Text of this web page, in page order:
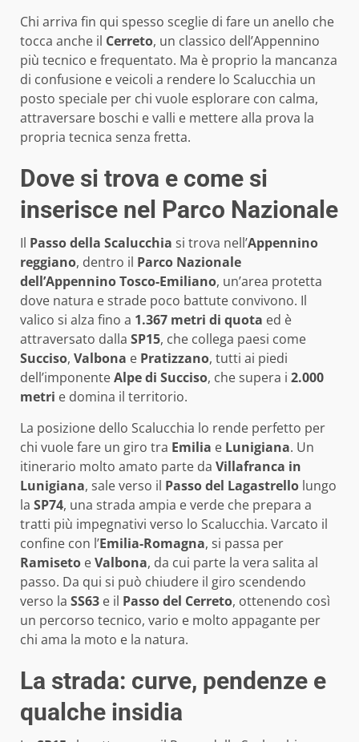
Chi arriva fin qui spesso sceglie di fare un anello che
tocca anche il Cerreto, un classico dell’Appennino
più tecnico e frequentato. Ma è proprio la mancanza
di confusione e veicoli a rendere lo Scalucchia un
posto speciale per chi vuole esplorare con calma,
attraversare boschi e valli e mettere alla prova la
propria tecnica senza fretta.
Dove si trova e come si
inserisce nel Parco Nazionale
Il Passo della Scalucchia si trova nell’Appennino
reggiano, dentro il Parco Nazionale
dell’Appennino Tosco-Emiliano, un’area protetta
dove natura e strade poco battute convivono. Il
valico si alza fino a 1.367 metri di quota ed è
attraversato dalla SP15, che collega paesi come
Succiso, Valbona e Pratizzano, tutti ai piedi
dell’imponenteAlpe di Succiso, che supera i 2.000
metri e domina il territorio.
La posizione dello Scalucchia lo rende perfetto per
chi vuole fare un giro tra Emilia e Lunigiana. Un
itinerario molto amato parte da Villafranca in
Lunigiana, sale verso il Passo del Lagastrello lungo
la SP74, una strada ampia e verde che prepara a
tratti più impegnativi verso lo Scalucchia. Varcato il
confine con l’Emilia-Romagna, si passa per
Ramiseto eValbona, da cui parte la vera salita al
passo. Da qui si può chiudere il giro scendendo
verso la SS63 e il Passo del Cerreto, ottenendo così
un percorso tecnico, vario e molto appagante per
chi ama la moto e la natura.
La strada: curve, pendenze e
qualche insidia